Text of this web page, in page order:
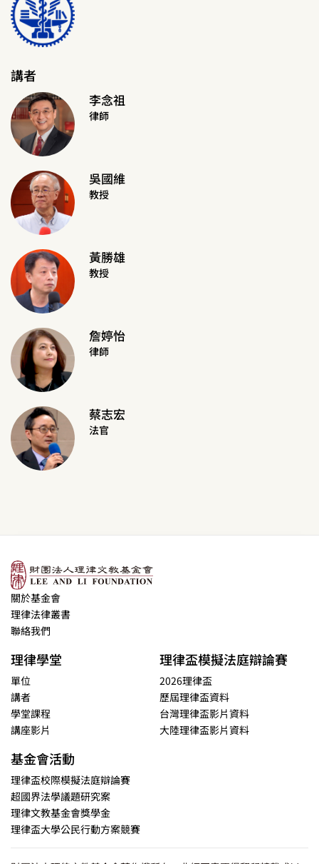
講者
李念祖
律師
吳國維
教授
黃勝雄
教授
詹婷怡
律師
蔡志宏
法官
關於基金會
理律法律叢書
聯絡我們
理律學堂
單位
講者
學堂課程
講座影片
理律盃模擬法庭辯論賽
2026理律盃
歷屆理律盃資料
台灣理律盃影片資料
大陸理律盃影片資料
基金會活動
理律盃校際模擬法庭辯論賽
超國界法學議題研究案
理律文教基金會獎學金
理律盃大學公民行動方案競賽